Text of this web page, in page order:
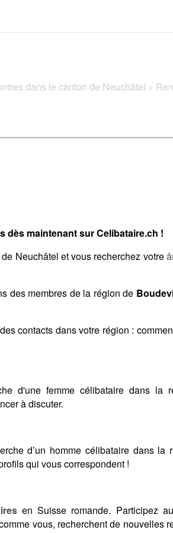
dans le canton de Neuchâtel >
dès maintenant sur Celibataire.ch !
Neuchâtel et vous recherchez votre
des membres de la région de
contacts dans votre région :
d'une femme célibataire dans la
à discuter.
d’un homme célibataire dans la
qui vous correspondent !
en Suisse romande. Participez
vous, recherchent de nouvelles